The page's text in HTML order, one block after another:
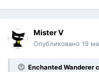
Mister V
Опубликовано 19
Enchanted Wanderer